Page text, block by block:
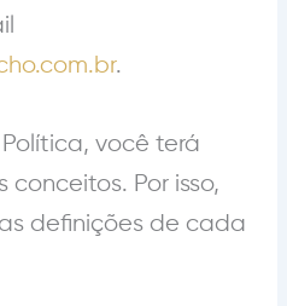
.
você terá
Por isso,
definições de cada